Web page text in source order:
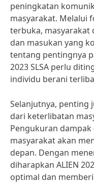
peningkatan
masyarakat. Melalui
terbuka, masyarakat
dan masukan yang
tentang pentingnya
2023 SLSA perlu
individu berani
Selanjutnya, penting
dari keterlibatan
Pengukuran
masyarakat akan
depan. Dengan
diharapkan ALIEN
optimal dan